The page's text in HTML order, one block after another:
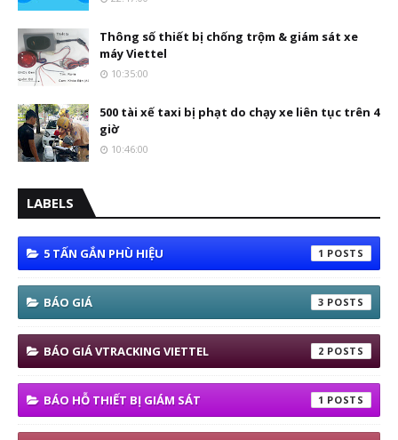
Thông số thiết bị chống trộm & giám sát xe
máy Viettel
10:35:00
500 tài xế taxi bị phạt do chạy xe liên tục trên 4
giờ
10:46:00
LABELS
5 TẤN GẮN PHÙ HIỆU 1
BÁO GIÁ 3
BÁO GIÁ VTRACKING VIETTEL 2
BÁO HỖ THIẾT BỊ GIÁM SÁT 1